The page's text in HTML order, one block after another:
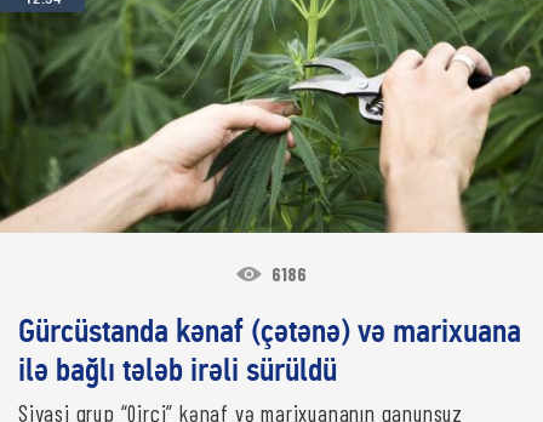
6186
Gürcüstanda kənaf (çətənə) və marixuana
ilə bağlı tələb irəli sürüldü
Siyasi qrup “Qirçi” kənaf və marixuananın qanunsuz